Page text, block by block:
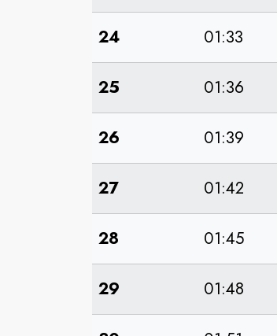
24 01:33
25 01:36
26 01:39
27 01:42
28 01:45
29 01:48